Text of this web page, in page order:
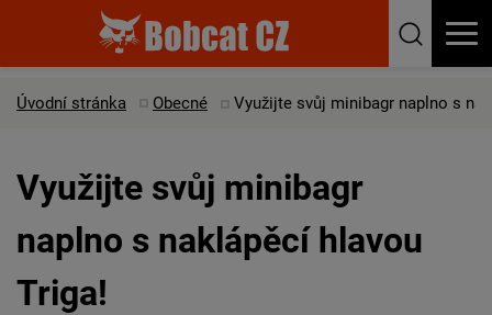
Úvodní stránka Obecné Využijte svůj minibagr naplno s
Využijte svůj minibagr
naplno s naklápěcí hlavou
Triga!